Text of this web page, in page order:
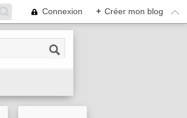
Connexion + Créer mon blog